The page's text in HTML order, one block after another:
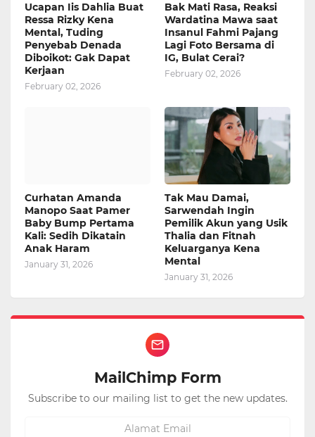
Ucapan Iis Dahlia Buat
Ressa Rizky Kena
Mental, Tuding
Penyebab Denada
Diboikot: Gak Dapat
Kerjaan
February 02, 2026
Bak Mati Rasa, Reaksi
Wardatina Mawa saat
Insanul Fahmi Pajang
Lagi Foto Bersama di
IG, Bulat Cerai?
February 02, 2026
Curhatan Amanda
Manopo Saat Pamer
Baby Bump Pertama
Kali: Sedih Dikatain
Anak Haram
January 31, 2026
Tak Mau Damai,
Sarwendah Ingin
Pemilik Akun yang Usik
Thalia dan Fitnah
Keluarganya Kena
Mental
January 31, 2026
MailChimp Form
Subscribe to our mailing list to get the new updates.